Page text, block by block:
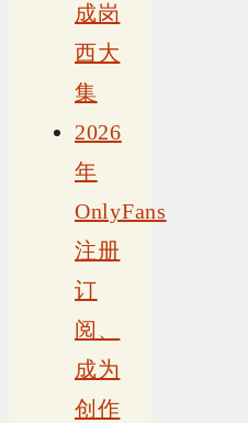
成岗
西大
集
2026
年
OnlyFans
注册
订
阅、
成为
创作